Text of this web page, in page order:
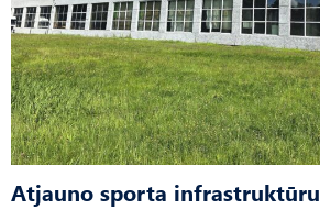
Atjauno sporta infrastruktūru